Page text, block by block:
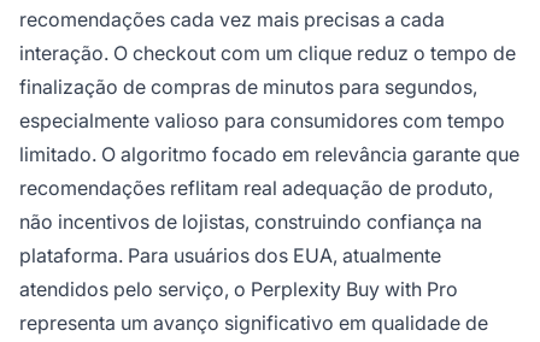
recomendações cada vez mais precisas a cada
interação. O checkout com um clique reduz o tempo de
finalização de compras de minutos para segundos,
especialmente valioso para consumidores com tempo
limitado. O algoritmo focado em relevância garante que
recomendações reflitam real adequação de produto,
não incentivos de lojistas, construindo confiança na
plataforma. Para usuários dos EUA, atualmente
atendidos pelo serviço, o Perplexity Buy with Pro
representa um avanço significativo em qualidade de